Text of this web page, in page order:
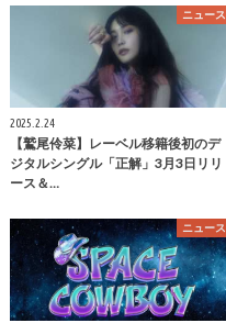
ニュース
2025.2.24
【鷲尾伶菜】レーベル移籍後初のデ
ジタルシングル「正解」3月3日リリ
ース＆…
ニュース